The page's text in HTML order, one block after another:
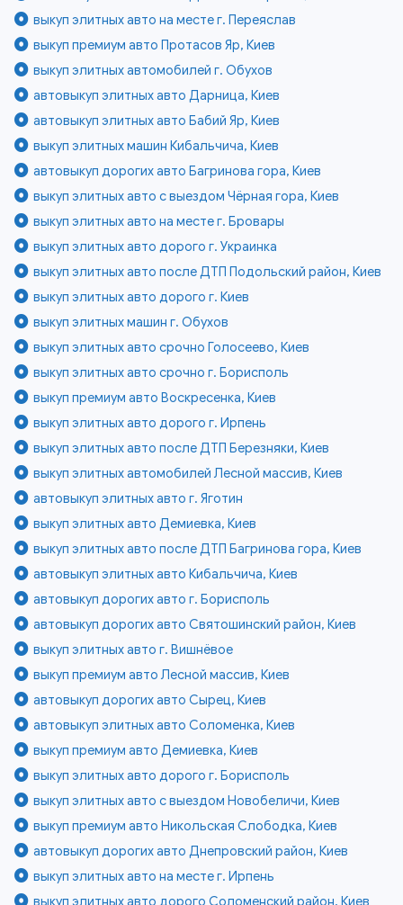
выкуп элитных авто на месте г. Переяслав
выкуп премиум авто Протасов Яр, Киев
выкуп элитных автомобилей г. Обухов
автовыкуп элитных авто Дарница, Киев
автовыкуп элитных авто Бабий Яр, Киев
выкуп элитных машин Кибальчича, Киев
автовыкуп дорогих авто Багринова гора, Киев
выкуп элитных авто с выездом Чёрная гора, Киев
выкуп элитных авто на месте г. Бровары
выкуп элитных авто дорого г. Украинка
выкуп элитных авто после ДТП Подольский район, Киев
выкуп элитных авто дорого г. Киев
выкуп элитных машин г. Обухов
выкуп элитных авто срочно Голосеево, Киев
выкуп элитных авто срочно г. Борисполь
выкуп премиум авто Воскресенка, Киев
выкуп элитных авто дорого г. Ирпень
выкуп элитных авто после ДТП Березняки, Киев
выкуп элитных автомобилей Лесной массив, Киев
автовыкуп элитных авто г. Яготин
выкуп элитных авто Демиевка, Киев
выкуп элитных авто после ДТП Багринова гора, Киев
автовыкуп элитных авто Кибальчича, Киев
автовыкуп дорогих авто г. Борисполь
автовыкуп дорогих авто Святошинский район, Киев
выкуп элитных авто г. Вишнёвое
выкуп премиум авто Лесной массив, Киев
автовыкуп дорогих авто Сырец, Киев
автовыкуп элитных авто Соломенка, Киев
выкуп премиум авто Демиевка, Киев
выкуп элитных авто дорого г. Борисполь
выкуп элитных авто с выездом Новобеличи, Киев
выкуп премиум авто Никольская Слободка, Киев
автовыкуп дорогих авто Днепровский район, Киев
выкуп элитных авто на месте г. Ирпень
выкуп элитных авто дорого Соломенский район, Киев